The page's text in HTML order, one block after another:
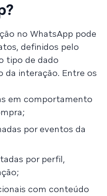
no WhatsApp pode
definidos pelo
tipo de dado
da interação. Entre os
em comportamento
por eventos da
por perfil,
com conteúdo